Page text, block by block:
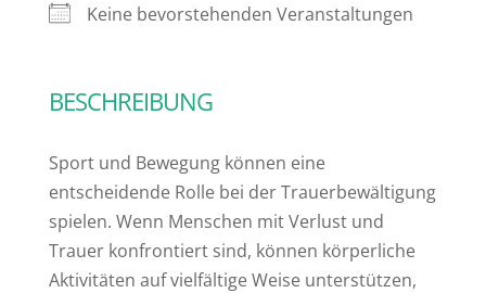
Keine bevorstehenden Veranstaltungen
BESCHREIBUNG
Sport und Bewegung können eine
entscheidende Rolle bei der Trauerbewältigung
spielen. Wenn Menschen mit Verlust und
Trauer konfrontiert sind, können körperliche
Aktivitäten auf vielfältige Weise unterstützen,